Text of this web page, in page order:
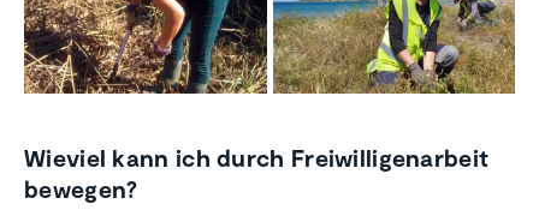
Wieviel kann ich durch Freiwilligenarbeit
bewegen?